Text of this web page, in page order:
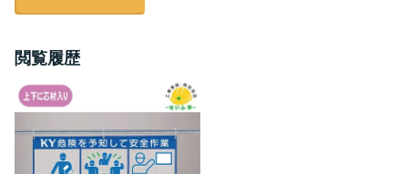
閲覧履歴